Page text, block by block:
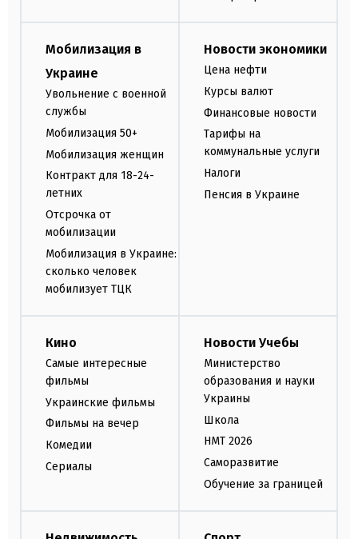
Мобилизация в
Украине
Увольнение с военной
службы
Мобилизация 50+
Мобилизация женщин
Контракт для 18-24-
летних
Отсрочка от
мобилизации
Мобилизация в Украине:
сколько человек
мобилизует ТЦК
Новости экономики
Цена нефти
Курсы валют
Финансовые новости
Тарифы на
коммунальные услуги
Налоги
Пенсия в Украине
Кино
Самые интересные
фильмы
Украинские фильмы
Фильмы на вечер
Комедии
Сериалы
Новости Учебы
Министерство
образования и науки
Украины
Школа
НМТ 2026
Саморазвитие
Обучение за границей